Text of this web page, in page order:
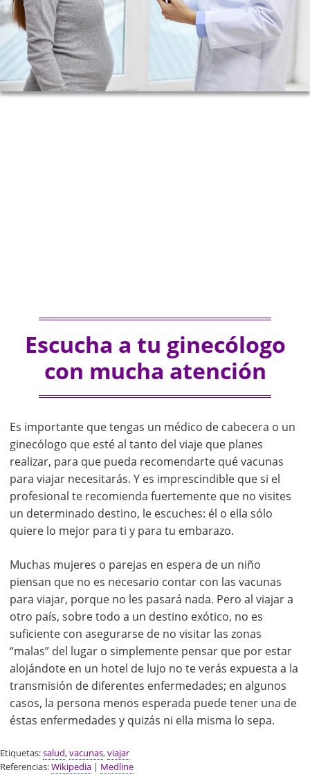
Escucha a tu ginecólogo
con mucha atención
Es importante que tengas un médico de cabecera o un
ginecólogo que esté al tanto del viaje que planes
realizar, para que pueda recomendarte qué vacunas
para viajar necesitarás. Y es imprescindible que si el
profesional te recomienda fuertemente que no visites
un determinado destino, le escuches: él o ella sólo
quiere lo mejor para ti y para tu embarazo.
Muchas mujeres o parejas en espera de un niño
piensan que no es necesario contar con las vacunas
para viajar, porque no les pasará nada. Pero al viajar a
otro país, sobre todo a un destino exótico, no es
suficiente con asegurarse de no visitar las zonas
“malas” del lugar o simplemente pensar que por estar
alojándote en un hotel de lujo no te verás expuesta a la
transmisión de diferentes enfermedades; en algunos
casos, la persona menos esperada puede tener una de
éstas enfermedades y quizás ni ella misma lo sepa.
Etiquetas:salud,vacunas,viajar
Referencias:Wikipedia | Medline